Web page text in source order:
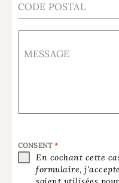
CODE POSTAL
MESSAGE
CONSENT*
En cochant cette
formulaire,